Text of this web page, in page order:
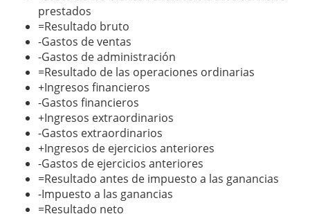
prestados
=Resultado bruto
-Gastos de ventas
-Gastos de administración
=Resultado de las operaciones ordinarias
+Ingresos financieros
-Gastos financieros
+Ingresos extraordinarios
-Gastos extraordinarios
+Ingresos de ejercicios anteriores
-Gastos de ejercicios anteriores
=Resultado antes de impuesto a las ganancias
-Impuesto a las ganancias
=Resultado neto